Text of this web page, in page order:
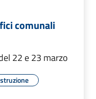
comunali
22 e 23 marzo